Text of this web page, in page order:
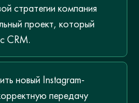
стратегии компания
проект, который
CRM.
новый Instagram-
передачу